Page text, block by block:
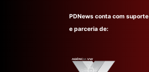
PDNews conta com suporte
e parceria de: